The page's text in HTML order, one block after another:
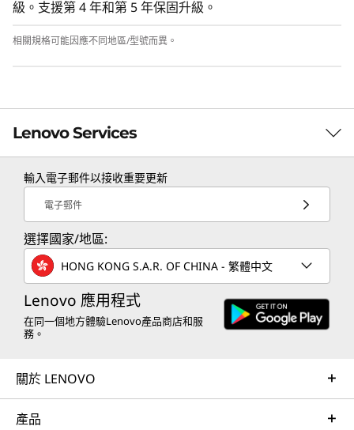
相關規格可能因應不同地區/型號而異。
級。支援第 4 年和第 5 年保固升級。
相關規格可能因應不同地區/型號而異。
Lenovo Services
TruScale Services
Leverage real-time monitoring, 24x7 incident response,
and problem resolution, all through a single point of
contact. Quarterly health checks ensure ongoing
optimization and business innovation. Lenovo provides
remote active monitoring of hardware in the
customer’s data center, enabling ongoing performance
輸入電子郵件以接收重要更新
電子郵件
選擇國家/地區:
HONG KONG S.A.R. OF CHINA - 繁體中文
Lenovo 應用程式
在同一個地方體驗Lenovo產品商店和服
務。
關於 LENOVO
產品